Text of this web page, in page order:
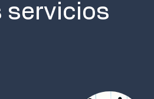
servicios